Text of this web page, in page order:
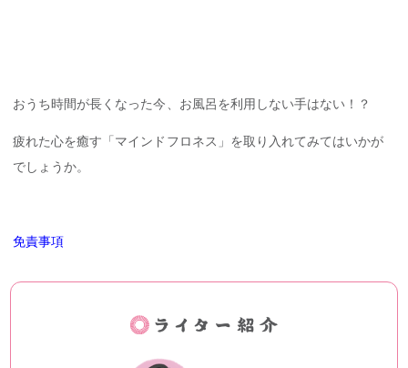
おうち時間が長くなった今、お風呂を利用しない手はない！？
疲れた心を癒す「マインドフロネス」を取り入れてみてはいかが
でしょうか。
免責事項